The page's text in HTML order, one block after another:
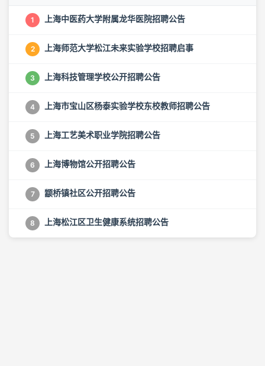
1 上海中医药大学附属龙华医院招聘公告
2 上海师范大学松江未来实验学校招聘启事
3 上海科技管理学校公开招聘公告
4 上海市宝山区杨泰实验学校东校教师招聘公告
5 上海工艺美术职业学院招聘公告
6 上海博物馆公开招聘公告
7 颛桥镇社区公开招聘公告
8 上海松江区卫生健康系统招聘公告